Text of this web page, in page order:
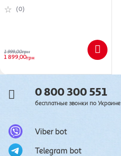
(0)
1 999,00грн
1 899,00грн
0 800 300 551
бесплатные звонки по Украине
Viber bot
Telegram bot